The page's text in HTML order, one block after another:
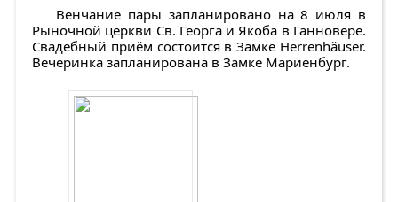
Венчание пары запланировано на 8 июля в
Рыночной церкви Св. Георга и Якоба в Ганновере.
Свадебный приём состоится в Замке Herrenhäuser.
Вечеринка запланирована в Замке Мариенбург.